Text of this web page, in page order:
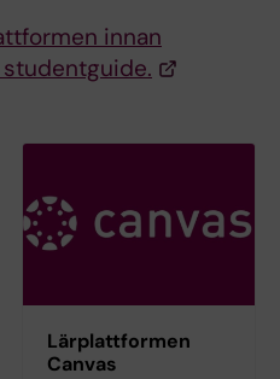
innan
Lärplattformen
Canvas